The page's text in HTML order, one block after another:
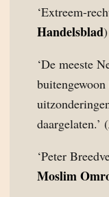
‘Extreem-
Handelsblad)
‘De meeste
daargelaten.’ (
‘Peter
Moslim